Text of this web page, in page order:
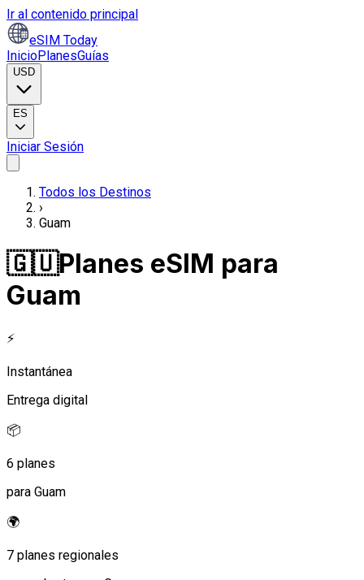
Ir al contenido principal
eSIM Today
InicioPlanesGuías
USD
ES
Iniciar Sesión
Todos los Destinos
›
Guam
🇬🇺Planes eSIM para
Guam
⚡
Instantánea
Entrega digital
📦
6 planes
para Guam
🌍
7 planes regionales